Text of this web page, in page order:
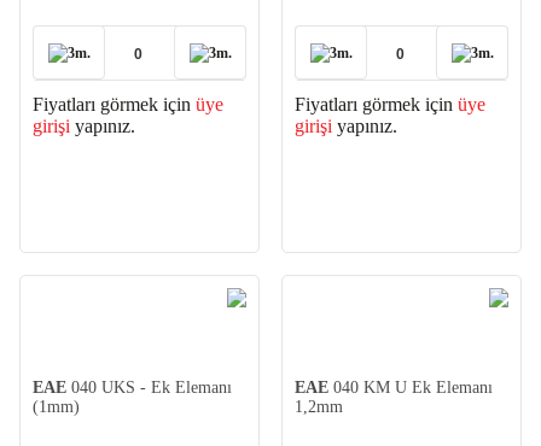
3m.
3m.
Fiyatları görmek için üye
girişi yapınız.
3m.
3m.
Fiyatları görmek için üye
girişi yapınız.
EAE 040 UKS - Ek Elemanı
(1mm)
EAE 040 KM U Ek Elemanı
1,2mm